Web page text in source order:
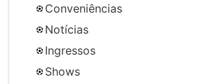
Conveniências
Notícias
Ingressos
Shows